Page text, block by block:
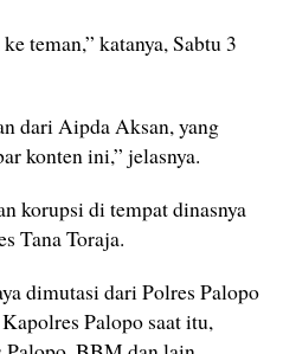
teman,” katanya, Sabtu 3
dari Aipda Aksan, yang
konten ini,” jelasnya.
korupsi di tempat dinasnya
Tana Toraja.
dimutasi dari Polres Palopo
Palopo saat itu,